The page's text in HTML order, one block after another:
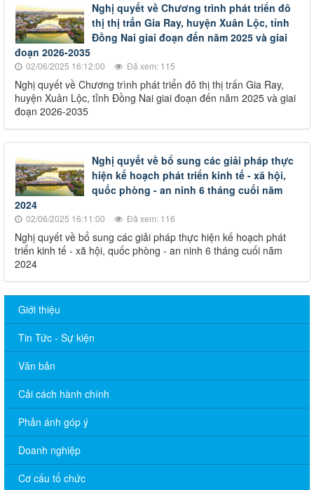
Nghị quyết về Chương trình phát triển đô
thị thị trấn Gia Ray, huyện Xuân Lộc, tỉnh
Đồng Nai giai đoạn đến năm 2025 và giai
đoạn 2026-2035
02/06/2025 16:12:00 Đã xem: 115
Nghị quyết về Chương trình phát triển đô thị thị trấn Gia Ray,
huyện Xuân Lộc, tỉnh Đồng Nai giai đoạn đến năm 2025 và giai
đoạn 2026-2035
Nghị quyết về bổ sung các giải pháp thực
hiện kế hoạch phát triển kinh tế - xã hội,
quốc phòng - an ninh 6 tháng cuối năm
2024
02/06/2025 16:11:00 Đã xem: 116
Nghị quyết về bổ sung các giải pháp thực hiện kế hoạch phát
triển kinh tế - xã hội, quốc phòng - an ninh 6 tháng cuối năm
2024
Giới thiệu
Tin Tức - Sự kiện
Văn bản
Cải cách hành chính
Phản ánh góp ý
Doanh nghiệp
Cơ cấu tổ chức
THÔNG BÁO Lịch Tiếp công dân của lãnh đạo xã Phú Nghĩa
năm 2026 (TT Đảng ủy, TT.HĐND, Chủ tịch UBND, Tổ Đại biểu
HĐND xã) tháng 01 năm 2026